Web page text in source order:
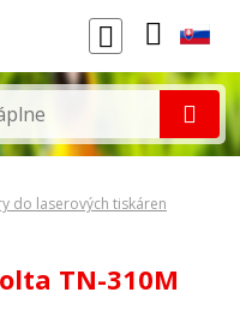
do laserových tiskáren
TN-310M